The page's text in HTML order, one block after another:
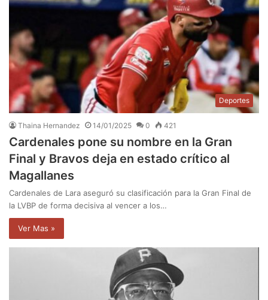
Deportes
Thaina Hernandez 14/01/2025 0 421
Cardenales pone su nombre en la Gran
Final y Bravos deja en estado crítico al
Magallanes
Cardenales de Lara aseguró su clasificación para la Gran Final de
la LVBP de forma decisiva al vencer a los…
Ver Mas »